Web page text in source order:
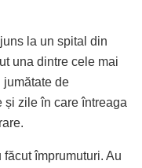
la un spital din
una dintre cele mai
jumătate de
și zile în care întreaga
împrumuturi. Au